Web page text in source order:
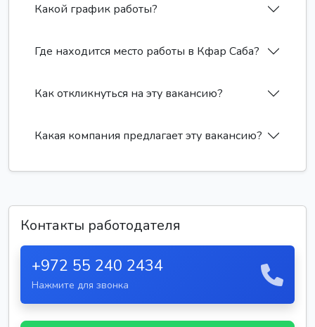
Какой график работы?
Где находится место работы в Кфар Саба?
Как откликнуться на эту вакансию?
Какая компания предлагает эту вакансию?
Контакты работодателя
+972 55 240 2434
Нажмите для звонка